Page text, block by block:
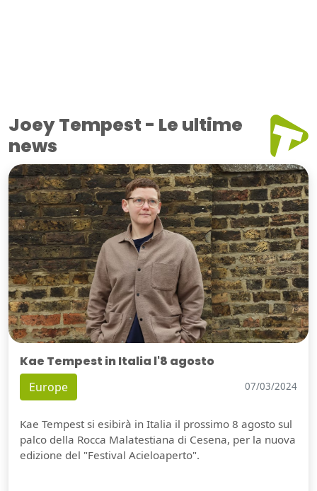
Joey Tempest - Le ultime
news
Kae Tempest in Italia l'8 agosto
Europe 07/03/2024
Kae Tempest si esibirà in Italia il prossimo 8 agosto sul
palco della Rocca Malatestiana di Cesena, per la nuova
edizione del "Festival Acieloaperto".